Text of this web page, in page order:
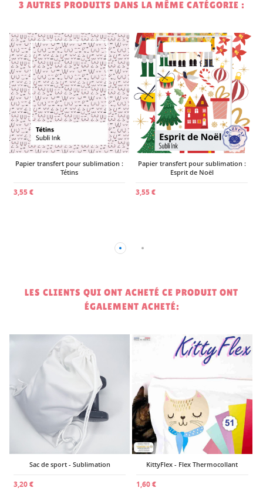
3 AUTRES PRODUITS DANS LA MÊME CATÉGORIE :
Papier transfert pour sublimation :
Tétins
3,55 €
Papier transfert pour sublimation :
Esprit de Noël
3,55 €
LES CLIENTS QUI ONT ACHETÉ CE PRODUIT ONT
ÉGALEMENT ACHETÉ:
Sac de sport - Sublimation
3,20 €
KittyFlex - Flex Thermocollant
1,60 €